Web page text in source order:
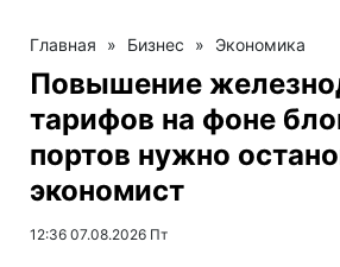
Главная » Бизнес » Экономика
Повышение
тарифов на фоне
портов нужно
экономист
12:36 07.08.2026 Пт